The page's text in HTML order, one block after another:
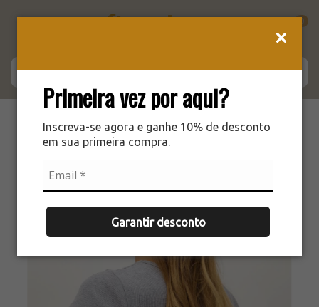
Primeira vez por aqui?
Inscreva-se agora e ganhe 10% de desconto
em sua primeira compra.
Garantir desconto
0